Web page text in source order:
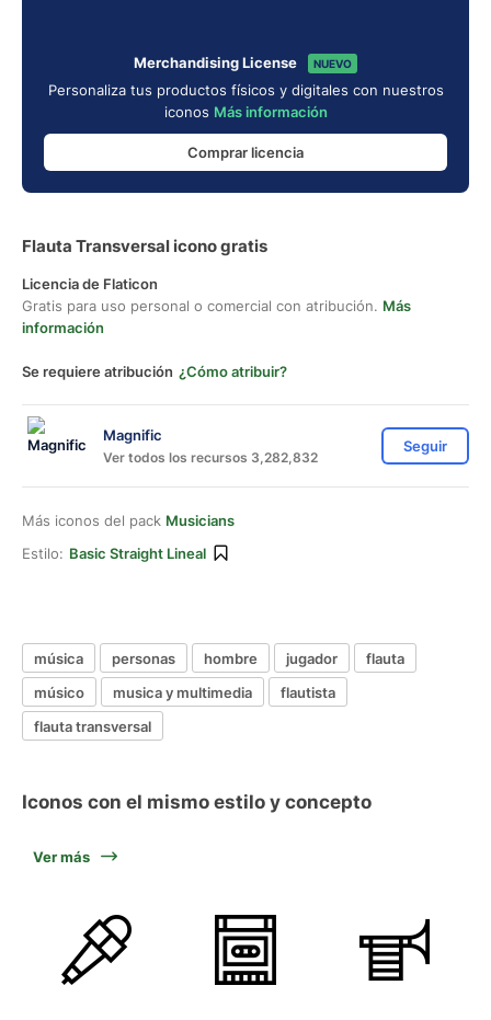
Merchandising License NUEVO
Personaliza tus productos físicos y digitales con nuestros
iconos Más información
Comprar licencia
Flauta Transversal icono gratis
Licencia de Flaticon
Gratis para uso personal o comercial con atribución. Más
información
Se requiere atribución ¿Cómo atribuir?
Magnific
Ver todos los recursos 3,282,832
Seguir
Más iconos del pack Musicians
Estilo: Basic Straight Lineal
música personas hombre jugador
flauta
músico
musica y multimedia
flautista
flauta transversal
Iconos con el mismo estilo y concepto
Ver más